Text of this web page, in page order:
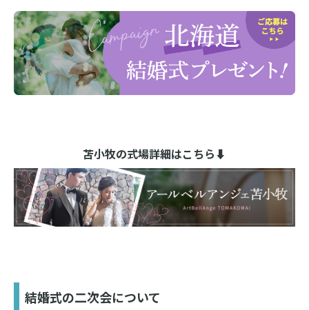
苫小牧の式場詳細はこちら⬇︎
結婚式の二次会について